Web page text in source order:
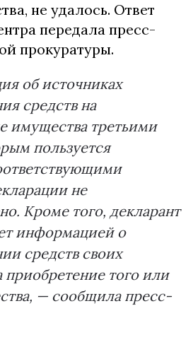
не удалось. Ответ
передала пресс-
прокуратуры.
об источниках
средств на
имущества третьими
пользуется
не
Кроме того, декларант
информацией о
средств своих
приобретение того или
— сообщила пресс-